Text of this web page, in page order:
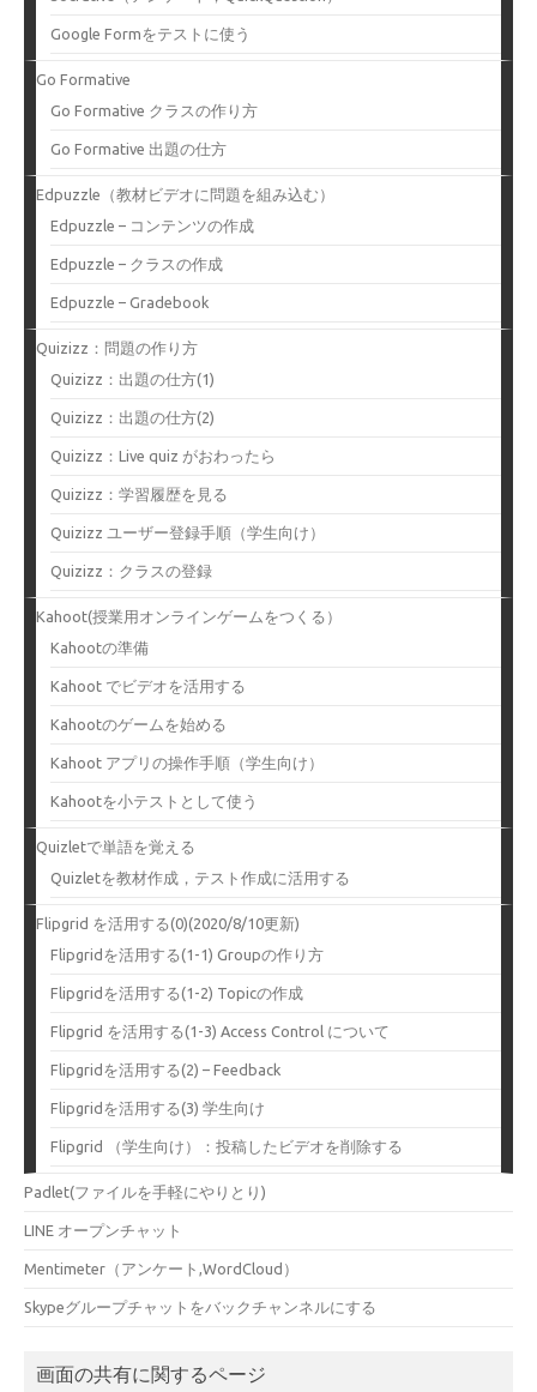
Google Formをテストに使う
Go Formative
Go Formative クラスの作り方
Go Formative 出題の仕方
Edpuzzle（教材ビデオに問題を組み込む）
Edpuzzle – コンテンツの作成
Edpuzzle – クラスの作成
Edpuzzle – Gradebook
Quizizz：問題の作り方
Quizizz：出題の仕方(1)
Quizizz：出題の仕方(2)
Quizizz：Live quiz がおわったら
Quizizz：学習履歴を見る
Quizizz ユーザー登録手順（学生向け）
Quizizz：クラスの登録
Kahoot(授業用オンラインゲームをつくる）
Kahootの準備
Kahoot でビデオを活用する
Kahootのゲームを始める
Kahoot アプリの操作手順（学生向け）
Kahootを小テストとして使う
Quizletで単語を覚える
Quizletを教材作成，テスト作成に活用する
Flipgrid を活用する(0)(2020/8/10更新)
Flipgridを活用する(1-1) Groupの作り方
Flipgridを活用する(1-2) Topicの作成
Flipgrid を活用する(1-3) Access Control について
Flipgridを活用する(2) – Feedback
Flipgridを活用する(3) 学生向け
Flipgrid （学生向け）：投稿したビデオを削除する
Padlet(ファイルを手軽にやりとり)
LINE オープンチャット
Mentimeter（アンケート,WordCloud）
Skypeグループチャットをバックチャンネルにする
画面の共有に関するページ